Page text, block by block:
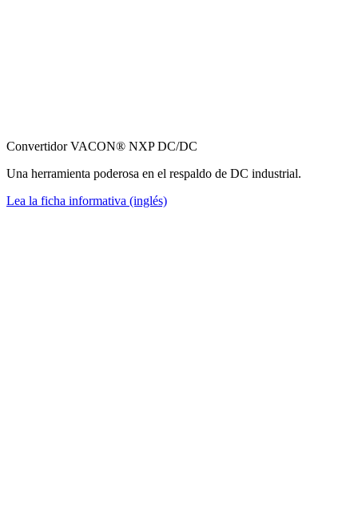
Convertidor VACON® NXP DC/DC
Una herramienta poderosa en el respaldo de DC industrial.
Lea la ficha informativa (inglés)